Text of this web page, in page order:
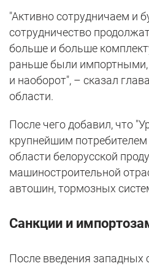
"Активно сотрудничаем и
сотрудничество
больше и больше
раньше были
и наоборот", – сказал
области.
После чего добавил, что
крупнейшим
области белорусской
машиностроительной
автошин, тормозных
Санкции и
После введения западных